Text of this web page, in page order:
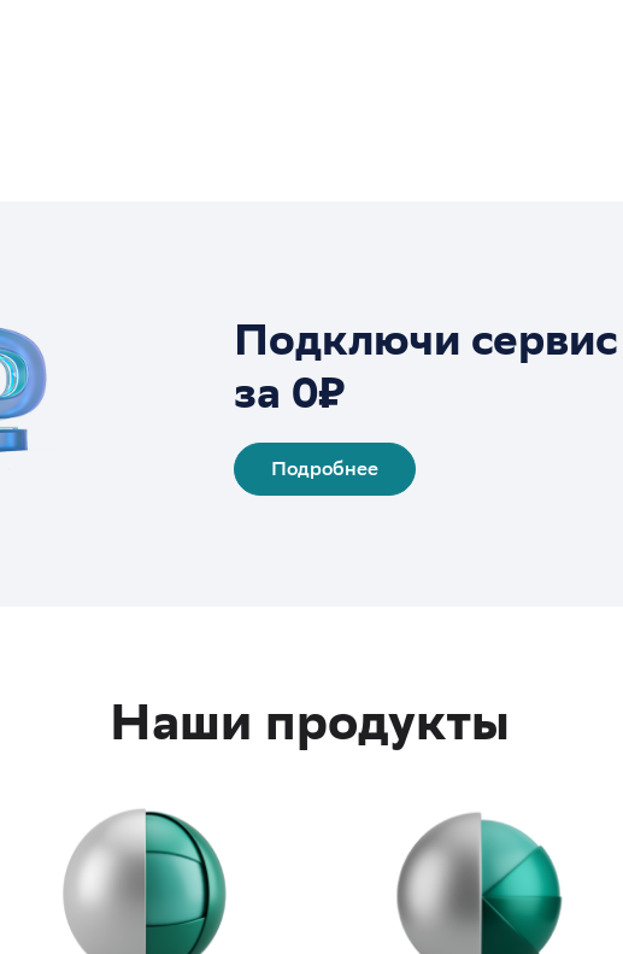
Подключи
за 0₽
Подробнее
Наши продукты